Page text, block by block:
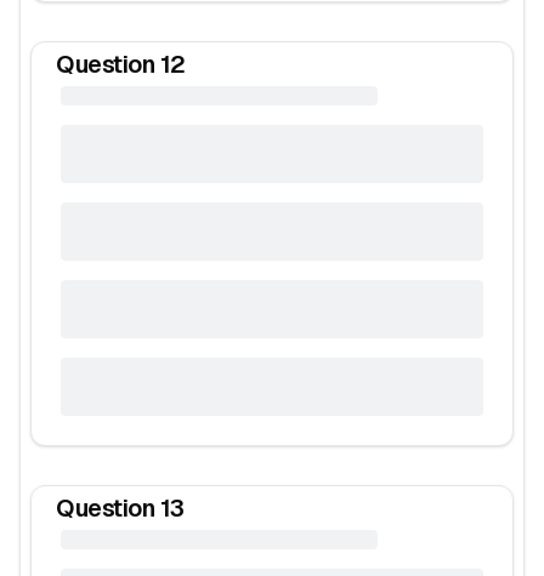
Question 12
Question 13